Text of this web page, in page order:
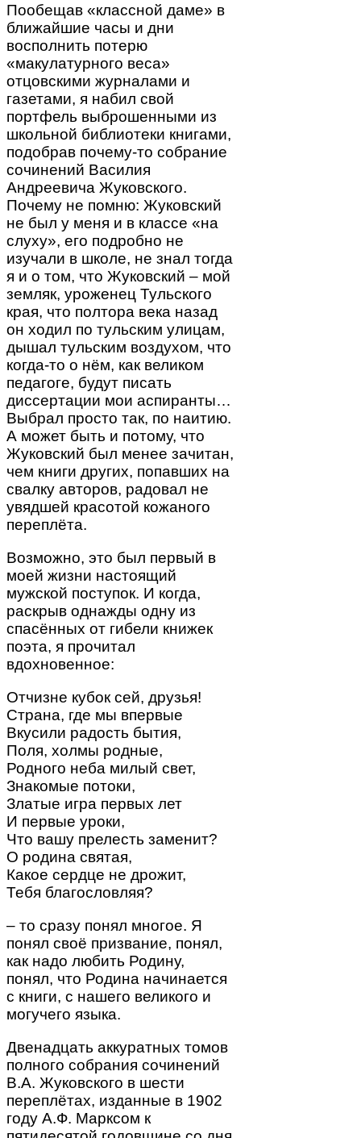
Пообещав «классной даме» в
ближайшие часы и дни
восполнить потерю
«макулатурного веса»
отцовскими журналами и
газетами, я набил свой
портфель выброшенными из
школьной библиотеки книгами,
подобрав почему-то собрание
сочинений Василия
Андреевича Жуковского.
Почему не помню: Жуковский
не был у меня и в классе «на
слуху», его подробно не
изучали в школе, не знал тогда
я и о том, что Жуковский – мой
земляк, уроженец Тульского
края, что полтора века назад
он ходил по тульским улицам,
дышал тульским воздухом, что
когда-то о нём, как великом
педагоге, будут писать
диссертации мои аспиранты…
Выбрал просто так, по наитию.
А может быть и потому, что
Жуковский был менее зачитан,
чем книги других, попавших на
свалку авторов, радовал не
увядшей красотой кожаного
переплёта.
Возможно, это был первый в
моей жизни настоящий
мужской поступок. И когда,
раскрыв однажды одну из
спасённых от гибели книжек
поэта, я прочитал
вдохновенное:
Отчизне кубок сей, друзья!
Страна, где мы впервые
Вкусили радость бытия,
Поля, холмы родные,
Родного неба милый свет,
Знакомые потоки,
Златые игра первых лет
И первые уроки,
Что вашу прелесть заменит?
О родина святая,
Какое сердце не дрожит,
Тебя благословляя?
– то сразу понял многое. Я
понял своё призвание, понял,
как надо любить Родину,
понял, что Родина начинается
с книги, с нашего великого и
могучего языка.
Двенадцать аккуратных томов
полного собрания сочинений
В.А. Жуковского в шести
переплётах, изданные в 1902
году А.Ф. Марксом к